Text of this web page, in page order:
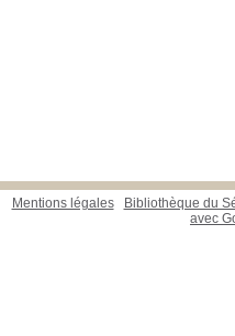
Mentions légales Bibliothèque du
avec